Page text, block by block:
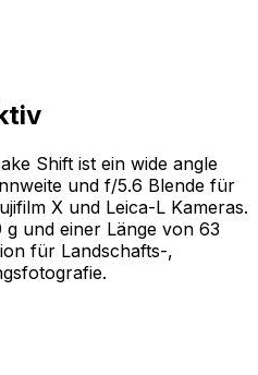
Shift ist ein wide angle
und f/5.6 Blende für
X und Leica-L Kameras.
g und einer Länge von 63
für Landschafts-,